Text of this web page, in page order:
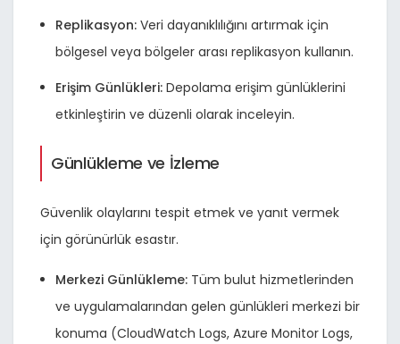
Replikasyon: Veri dayanıklılığını artırmak için
bölgesel veya bölgeler arası replikasyon kullanın.
Erişim Günlükleri: Depolama erişim günlüklerini
etkinleştirin ve düzenli olarak inceleyin.
Günlükleme ve İzleme
Güvenlik olaylarını tespit etmek ve yanıt vermek
için görünürlük esastır.
Merkezi Günlükleme: Tüm bulut hizmetlerinden
ve uygulamalarından gelen günlükleri merkezi bir
konuma (CloudWatch Logs, Azure Monitor Logs,